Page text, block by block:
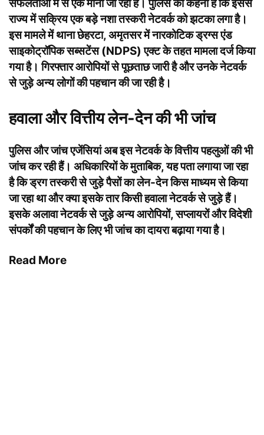
सफलताओं में से एक माना जा रहा है। पुलिस का कहना है कि इससे
राज्य में सक्रिय एक बड़े नशा तस्करी नेटवर्क को झटका लगा है।
इस मामले में थाना छेहरटा, अमृतसर में नारकोटिक ड्रग्स एंड
साइकोट्रॉपिक सब्सटेंस (NDPS) एक्ट के तहत मामला दर्ज किया
गया है। गिरफ्तार आरोपियों से पूछताछ जारी है और उनके नेटवर्क
से जुड़े अन्य लोगों की पहचान की जा रही है।
हवाला और वित्तीय लेन-देन की भी जांच
पुलिस और जांच एजेंसियां अब इस नेटवर्क के वित्तीय पहलुओं की भी
जांच कर रही हैं। अधिकारियों के मुताबिक, यह पता लगाया जा रहा
है कि ड्रग तस्करी से जुड़े पैसों का लेन-देन किस माध्यम से किया
जा रहा था और क्या इसके तार किसी हवाला नेटवर्क से जुड़े हैं।
इसके अलावा नेटवर्क से जुड़े अन्य आरोपियों, सप्लायरों और विदेशी
संपर्कों की पहचान के लिए भी जांच का दायरा बढ़ाया गया है।
Read More